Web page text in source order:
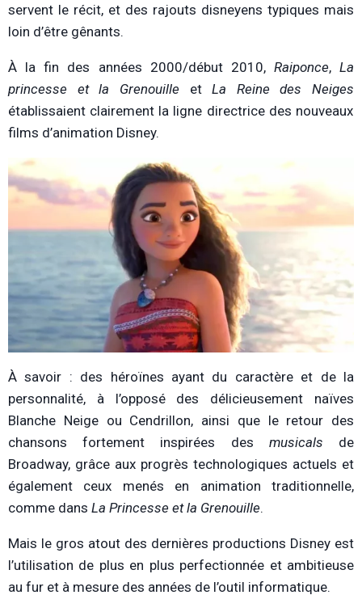
servent le récit, et des rajouts disneyens typiques mais
loin d’être gênants.
À la fin des années 2000/début 2010, Raiponce, La
princesse et la Grenouille etLa Reine des Neiges
établissaient clairement la ligne directrice des nouveaux
films d’animation Disney.
À savoir : des héroïnes ayant du caractère et de la
personnalité, à l’opposé des délicieusement naïves
Blanche Neige ou Cendrillon, ainsi que le retour des
chansons fortement inspirées des musicals de
Broadway, grâce aux progrès technologiques actuels et
également ceux menés en animation traditionnelle,
comme dans La Princesse et la Grenouille.
Mais le gros atout des dernières productions Disney est
l’utilisation de plus en plus perfectionnée et ambitieuse
au fur et à mesure des années de l’outil informatique.